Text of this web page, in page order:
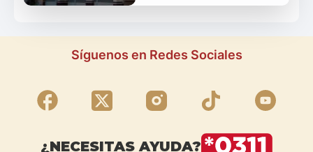
Síguenos en Redes Sociales
¿NECESITAS AYUDA?